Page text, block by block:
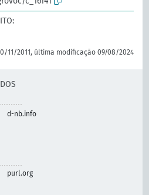
11/2011, última modificação 09/08/2024
d-nb.info
purl.org